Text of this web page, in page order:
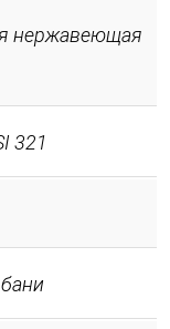
нержавеющая
321